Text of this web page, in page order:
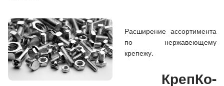
Расширение ассортимента
по нержавеющему
крепежу.
КрепКо-